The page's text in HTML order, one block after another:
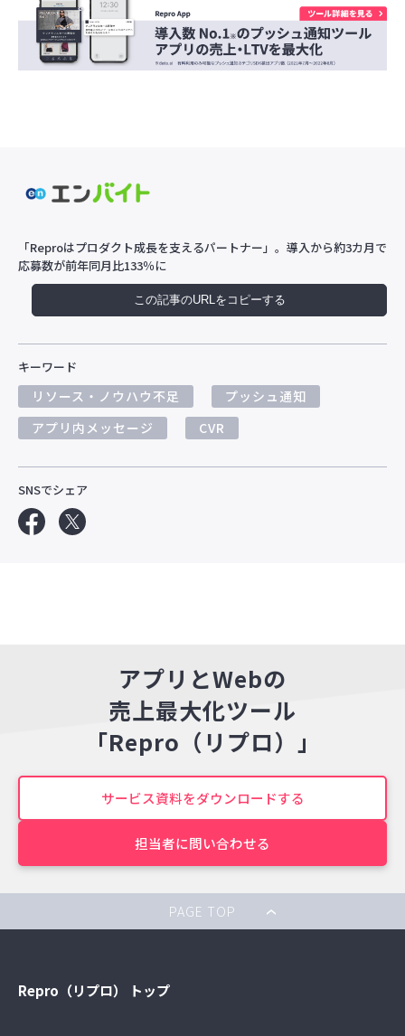
「Reproはプロダクト成長を支えるパートナー」。導入から約3カ月で
応募数が前年同月比133％に
この記事のURLをコピーする
キーワード
リソース・ノウハウ不足
プッシュ通知
アプリ内メッセージ
CVR
SNSでシェア
アプリとWebの
売上最大化ツール
「Repro（リプロ）」
サービス資料をダウンロードする
担当者に問い合わせる
PAGE TOP
Repro（リプロ） トップ